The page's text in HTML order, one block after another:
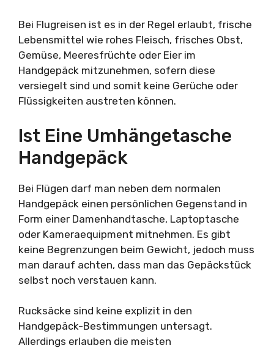
Bei Flugreisen ist es in der Regel erlaubt, frische
Lebensmittel wie rohes Fleisch, frisches Obst,
Gemüse, Meeresfrüchte oder Eier im
Handgepäck mitzunehmen, sofern diese
versiegelt sind und somit keine Gerüche oder
Flüssigkeiten austreten können.
Ist Eine Umhängetasche
Handgepäck
Bei Flügen darf man neben dem normalen
Handgepäck einen persönlichen Gegenstand in
Form einer Damenhandtasche, Laptoptasche
oder Kameraequipment mitnehmen. Es gibt
keine Begrenzungen beim Gewicht, jedoch muss
man darauf achten, dass man das Gepäckstück
selbst noch verstauen kann.
Rucksäcke sind keine explizit in den
Handgepäck-Bestimmungen untersagt.
Allerdings erlauben die meisten